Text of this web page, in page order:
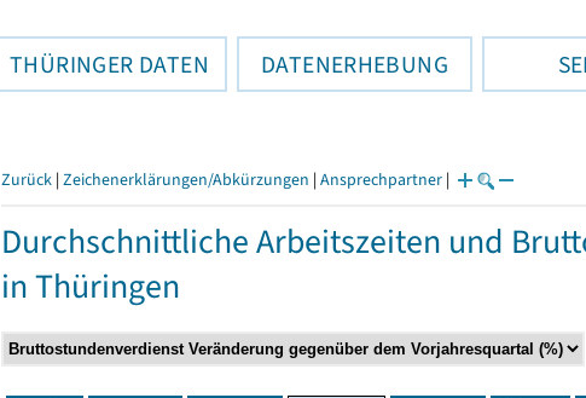
THÜRINGER DATEN DATENERHEBUNG
Zurück | Zeichenerklärungen/Abkürzungen | Ansprechpartner |
Durchschnittliche Arbeitszeiten und
in Thüringen